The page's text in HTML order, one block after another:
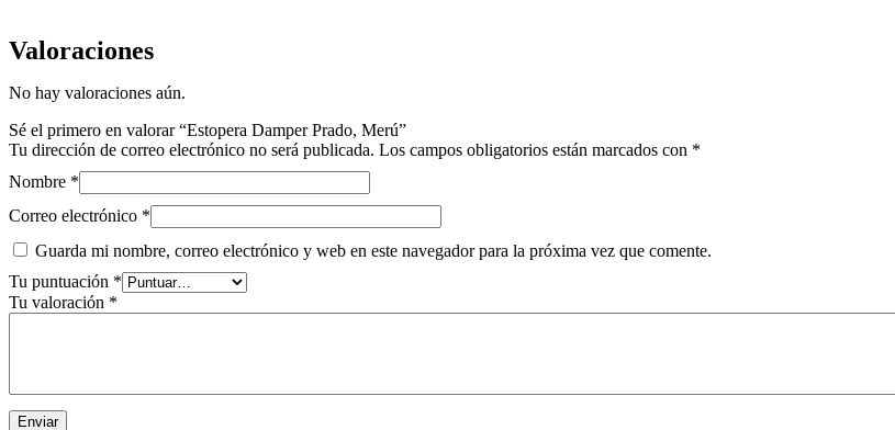
Valoraciones
No hay valoraciones aún.
Sé el primero en valorar “Estopera Damper Prado, Merú”
Tu dirección de correo electrónico no será publicada. Los campos obligatorios están marcados con *
Nombre *
Correo electrónico *
Guarda mi nombre, correo electrónico y web en este navegador para la próxima vez que comente.
Tu puntuación *
Tu valoración *